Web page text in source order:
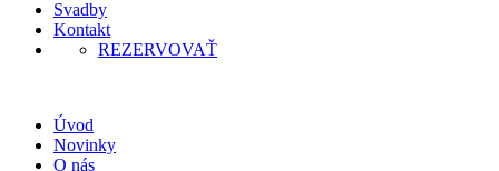
Svadby
Kontakt
REZERVOVAŤ
Úvod
Novinky
O nás